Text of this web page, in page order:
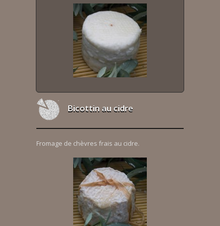
Bicottin au cidre
Fromage de chèvres frais au cidre.